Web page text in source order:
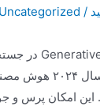
/
Uncategorized
امکان پرس و